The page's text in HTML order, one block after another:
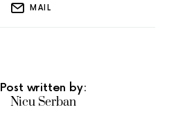
MAIL
Post written by:
Nicu Serban